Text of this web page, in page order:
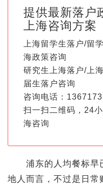
提供最新落户
上海咨询方案
上海留学生落户/留
海政策咨询
研究生上海落户/上
届生落户咨询
咨询电话：
扫一扫二维码，24
海咨询
浦东的人均餐标早
地人而言，不过是日常